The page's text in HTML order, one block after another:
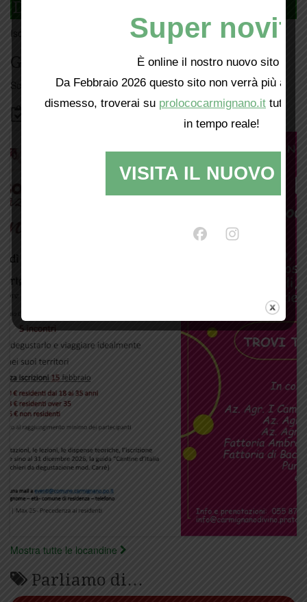
DAGLI L'ANDA
Iscriviti
Giorno per giorno a Carmignano
Scopri tutti gli eventiqui
Mostra tutte le locandine
Parliamo di…
Super
È online il nostro nuovo sito web!
Da Febbraio 2026 questo sito non verrà più
dismesso, troverai su prolococarmignano.it tutti i
in tempo reale!
VISITA IL NUOVO